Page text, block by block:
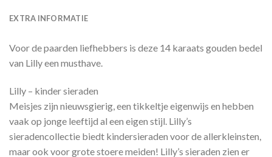
EXTRA INFORMATIE
Voor de paarden liefhebbers is deze 14 karaats gouden bedel
van Lilly een musthave.
Lilly – kinder sieraden
Meisjes zijn nieuwsgierig, een tikkeltje eigenwijs en hebben
vaak op jonge leeftijd al een eigen stijl. Lilly’s
sieradencollectie biedt kindersieraden voor de allerkleinsten,
maar ook voor grote stoere meiden! Lilly’s sieraden zien er